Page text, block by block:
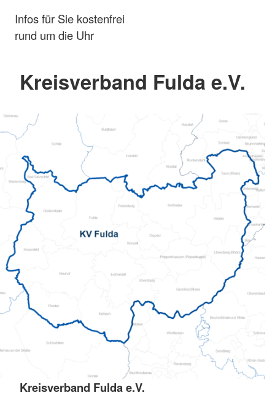
Infos für Sie kostenfrei
rund um die Uhr
Kreisverband Fulda e.V.
Kreisverband Fulda e.V.